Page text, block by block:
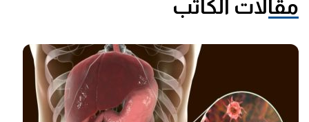
مقالات الكاتب